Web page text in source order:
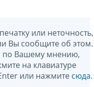
или неточность,
Вы сообщите об этом.
по Вашему мнению,
на клавиатуре
или нажмите сюда.